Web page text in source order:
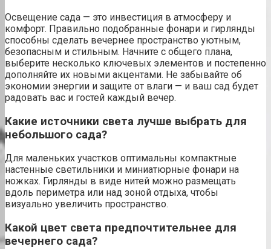
Освещение сада — это инвестиция в атмосферу и
комфорт. Правильно подобранные фонари и гирлянды
способны сделать вечернее пространство уютным,
безопасным и стильным. Начните с общего плана,
выберите несколько ключевых элементов и постепенно
дополняйте их новыми акцентами. Не забывайте об
экономии энергии и защите от влаги — и ваш сад будет
радовать вас и гостей каждый вечер.
Какие источники света лучше выбрать для
небольшого сада?
Для маленьких участков оптимальны компактные
настенные светильники и миниатюрные фонари на
ножках. Гирлянды в виде нитей можно размещать
вдоль периметра или над зоной отдыха, чтобы
визуально увеличить пространство.
Какой цвет света предпочтительнее для
вечернего сада?